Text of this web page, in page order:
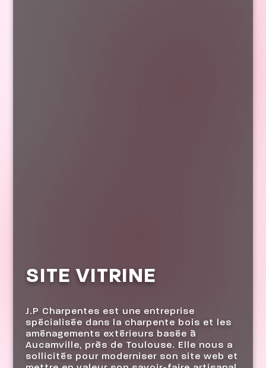
SITE VITRINE
J.P Charpentes est une entreprise
spécialisée dans la charpente bois et les
aménagements extérieurs basée à
Aucamville, près de Toulouse. Elle nous a
sollicités pour moderniser son site web et